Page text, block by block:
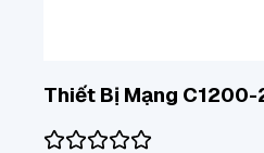
Thiết Bị Mạng C1200-